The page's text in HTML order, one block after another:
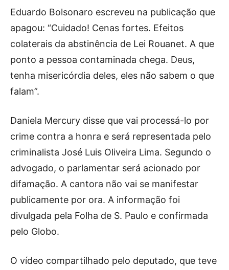
Eduardo Bolsonaro escreveu na publicação que
apagou: “Cuidado! Cenas fortes. Efeitos
colaterais da abstinência de Lei Rouanet. A que
ponto a pessoa contaminada chega. Deus,
tenha misericórdia deles, eles não sabem o que
falam”.
Daniela Mercury disse que vai processá-lo por
crime contra a honra e será representada pelo
criminalista José Luis Oliveira Lima. Segundo o
advogado, o parlamentar será acionado por
difamação. A cantora não vai se manifestar
publicamente por ora. A informação foi
divulgada pela Folha de S. Paulo e confirmada
pelo Globo.
O vídeo compartilhado pelo deputado, que teve